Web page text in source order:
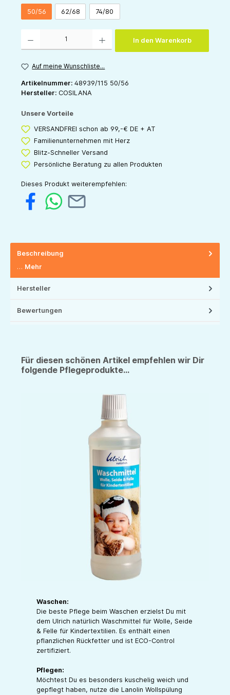
50/56 62/68 74/80
In den Warenkorb
Auf meine Wunschliste...
Artikelnummer: 48939/115 50/56
Hersteller: COSILANA
Unsere Vorteile
VERSANDFREI schon ab 99,-€ DE + AT
Familienunternehmen mit Herz
Blitz-Schneller Versand
Persönliche Beratung zu allen Produkten
Dieses Produkt weiterempfehlen:
Beschreibung
… Mehr
Hersteller
Bewertungen
Für diesen schönen Artikel empfehlen wir Dir
folgende Pflegeprodukte...
Waschen:
Die beste Pflege beim Waschen erzielst Du mit
dem Ulrich natürlich Waschmittel für Wolle, Seide
& Felle für Kindertextilien. Es enthält einen
pflanzlichen Rückfetter und ist ECO-Control
zertifiziert.
Pflegen:
Möchtest Du es besonders kuschelig weich und
gepflegt haben, nutze die Lanolin Wollspülung